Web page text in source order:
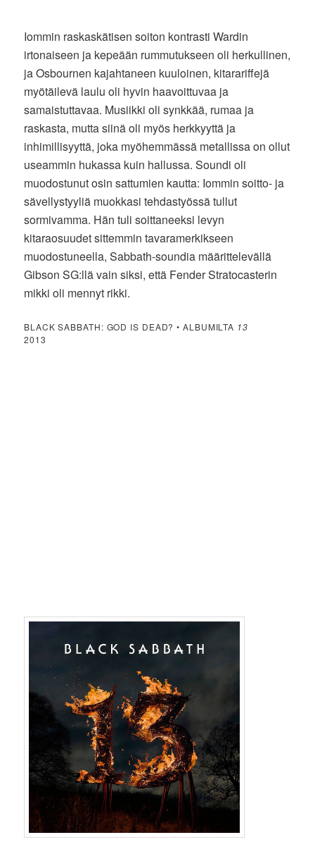
Iommin raskaskätisen soiton kontrasti Wardin
irtonaiseen ja kepeään rummutukseen oli herkullinen,
ja Osbournen kajahtaneen kuuloinen, kitarariffejä
myötäilevä laulu oli hyvin haavoittuvaa ja
samaistuttavaa. Musiikki oli synkkää, rumaa ja
raskasta, mutta siinä oli myös herkkyyttä ja
inhimillisyyttä, joka myöhemmässä metallissa on ollut
useammin hukassa kuin hallussa. Soundi oli
muodostunut osin sattumien kautta: Iommin soitto- ja
sävellystyyliä muokkasi tehdastyössä tullut
sormivamma. Hän tuli soittaneeksi levyn
kitaraosuudet sittemmin tavaramerkikseen
muodostuneella, Sabbath-soundia määrittelevällä
Gibson SG:llä vain siksi, että Fender Stratocasterin
mikki oli mennyt rikki.
BLACK SABBATH: GOD IS DEAD? • ALBUMILTA 13
2013